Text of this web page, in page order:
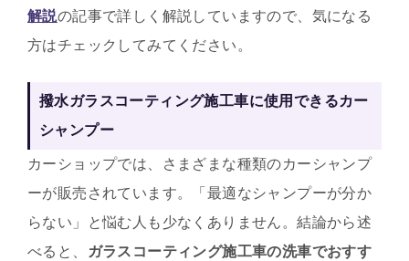
解説の記事で詳しく解説していますので、気になる
方はチェックしてみてください。
撥水ガラスコーティング施工車に使用できるカー
シャンプー
カーショップでは、さまざまな種類のカーシャンプ
ーが販売されています。「最適なシャンプーが分か
らない」と悩む人も少なくありません。結論から述
べると、
ガラスコーティング施工車の洗車でおすす